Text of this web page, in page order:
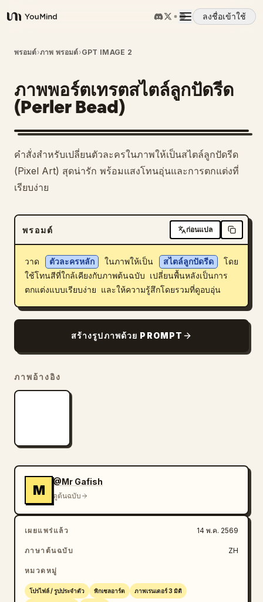
YouMind
ลงชื่อเข้าใช้
ภาพรวม
กรณีการใช้งาน
ทักษะ
พรอมต์
ดาวน์โหลด
บล็อก
อัปเดต
พรอมต์›ภาพ พรอมต์›GPT IMAGE 2
ภาพพอร์ตเทรตสไตล์ลูกปัดรีด
(Perler Bead)
1
คำสั่งสำหรับเปลี่ยนตัวละครในภาพให้เป็นสไตล์ลูกปัดรีด
(Pixel Art) สุดน่ารัก พร้อมแสงโทนอุ่นและการตกแต่งที่
เรียบง่าย
พรอมต์ ก่อนแปล
วาด ตัวละครหลัก ในภาพให้เป็น สไตล์ลูกปัดรีด
โดย
ใช้โทนสีที่ใกล้เคียงกับภาพต้นฉบับ เปลี่ยนพื้นหลังเป็นการ
ตกแต่งแบบเรียบง่าย และให้ความรู้สึกโดยรวมที่ดูอบอุ่น
สร้างรูปภาพด้วย PROMPT
ภาพอ้างอิง
M
@Mr Gafish
ดูต้นฉบับ
เผยแพร่แล้ว 14 พ.ค. 2569
ภาษาต้นฉบับ ZH
หมวดหมู่
โปรไฟล์ / รูปประจำตัว พิกเซลอาร์ต ภาพเรนเดอร์ 3 มิติ